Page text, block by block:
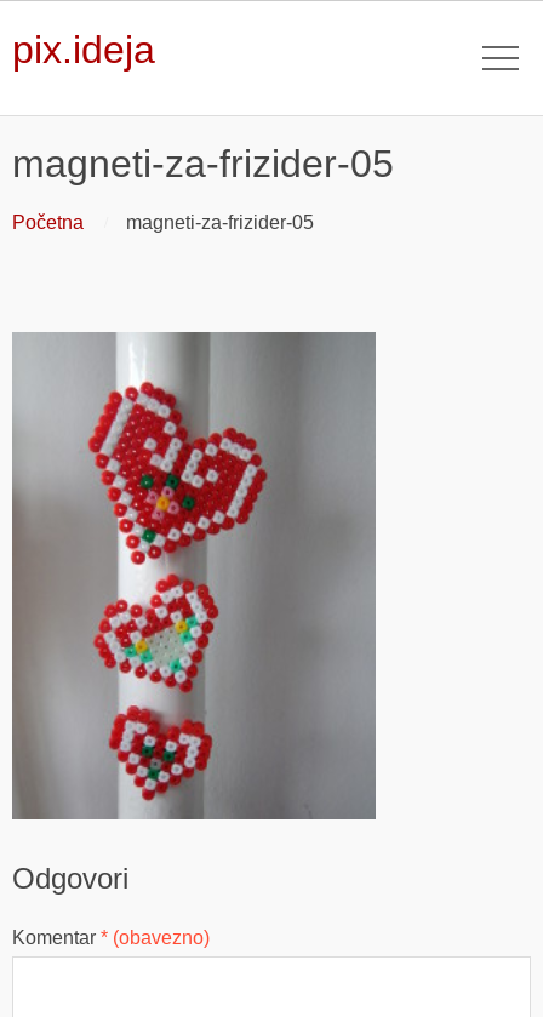
pix.ideja
magneti-za-frizider-05
Početna magneti-za-frizider-05
Odgovori
Komentar * (obavezno)